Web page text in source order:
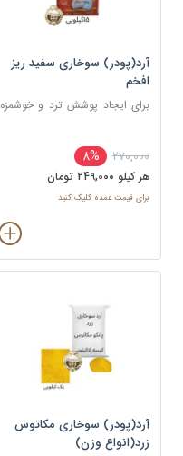
آرد(پودر) سوخاری سفید ریز
افخم
برای ایجاد پوشش ترد و خوشمزه
270,000
8%
هر کيلو 249,000 تومان
برای قیمت عمده کلیک کنید
آرد(پودر) سوخاری مکاتوس
زرد(انواع وزن)